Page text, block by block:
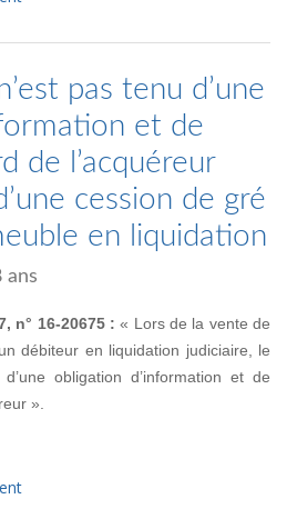
pas tenu d’une
et de
de l’acquéreur
cession de gré
en liquidation
ans
n° 16-20675 :« Lors de la vente de
débiteur en liquidation judiciaire, le
obligation d’information et de
».